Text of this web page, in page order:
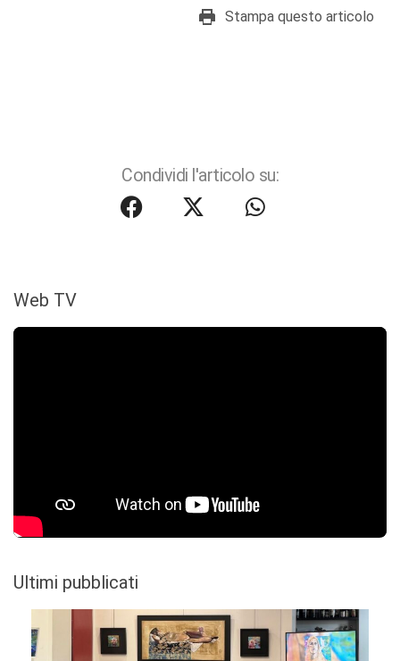
Stampa questo articolo
Condividi l'articolo su:
Web TV
Ultimi pubblicati